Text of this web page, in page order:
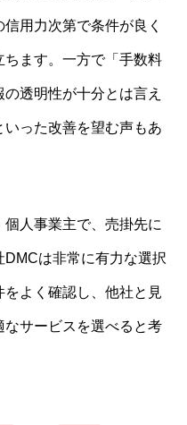
用力次第で条件が良く
ます。一方で「手数料
透明性が十分とは言え
った改善を望む声もあ
人事業主で、売掛先に
は非常に有力な選択
よく確認し、他社と見
サービスを選べると考